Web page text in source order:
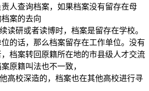
人查询档案，如果档案没有留存在母
案的去向
读研或者读博时，档案是留存在学校。
的话，那么档案留存在工作单位。没有
档案转回原籍所在地的市县级人才交流
原籍叫法也不一致，
高校深造的，档案也在其他高校进行寻